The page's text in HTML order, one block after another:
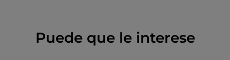
Puede que le interese